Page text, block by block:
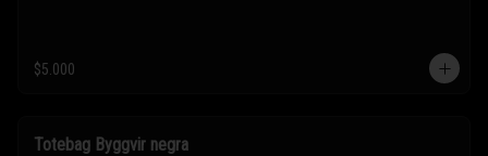
$5.000
Totebag Byggvir negra